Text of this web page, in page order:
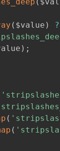
( $value )
?
) ;
(
(